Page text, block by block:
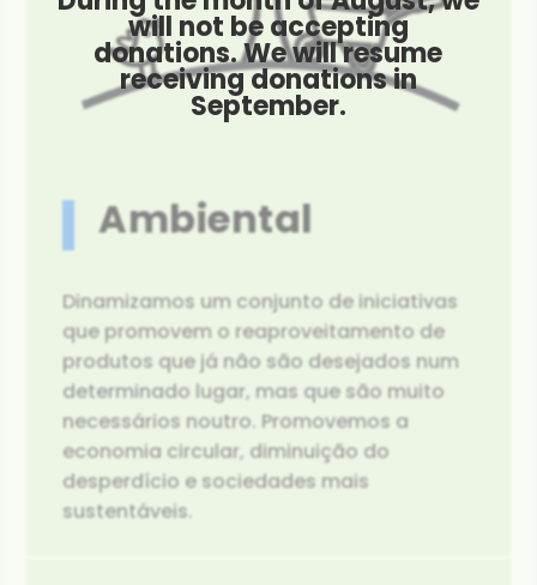
Ambiental
Dinamizamos um conjunto de iniciativas
que promovem o reaproveitamento de
produtos que já não são desejados num
determinado lugar, mas que são muito
necessários noutro. Promovemos a
economia circular, diminuição do
desperdício e sociedades mais
sustentáveis.
will not be accepting
donations. We will resume
receiving donations in
September.